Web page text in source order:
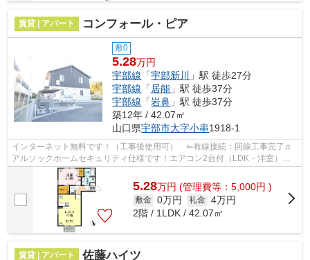
賃貸 | アパート コンフォール・ピア
敷0
5.28万円
宇部線 「宇部新川
」駅 徒歩27分
宇部線 「 居能 」駅 徒歩37分
宇部線 「岩鼻 」駅 徒歩37分
築12年 / 42.07㎡
山口県宇部市大字小串1918-1
インターネット無料です！（工事後使用可） ⇐有線接続：回線工事完了♬
アルソックホームセキュリティ仕様です！エアコン2台付（LDK・洋室）！
WIC付、対面キッチン、追焚き機能付風呂、...
5.28万円 (管理費等：5,000円 )
敷金 0万円 礼金 4万円
2階 / 1LDK / 42.07㎡
賃貸 | アパート 佐藤ハイツ